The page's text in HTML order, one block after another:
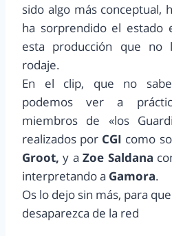
sido algo más conceptual,
ha sorprendido el estado
esta producción que
rodaje.
En el clip, que no
podemos ver a
miembros de «los
realizados por CGI como
Groot, y aZoe Saldana
interpretando a Gamora.
Os lo dejo sin más, para
desaparezca de la red